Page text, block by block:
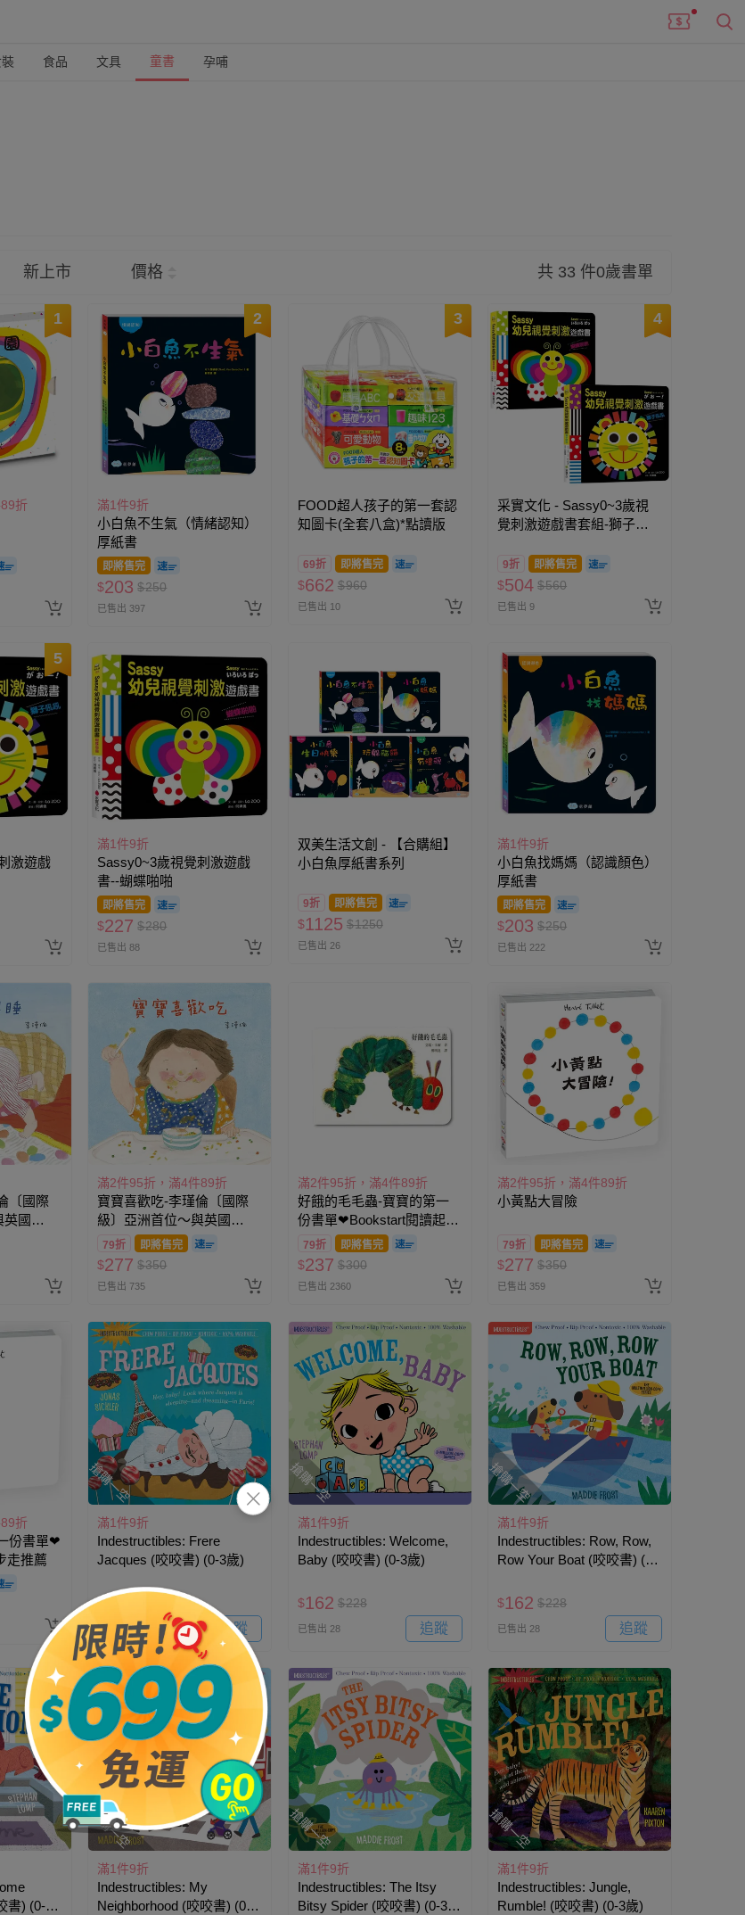
食品 文具 童書 孕哺
也不難！精選各類操作書、觸摸書、立體書、洗澡書等，有助於刺激寶貝五感發展，也能增進親子互
新上市 價格 共 33 件0歲書單
1
折
2
滿1件9折
小白魚不生氣（情緒認知）
厚紙書
即將售完
$203 $250
已售出 397
3
FOOD超人孩子的第一套認
知圖卡(全套八盒)*點讀版
69折 即將售完
$662 $960
已售出 10
4
采實文化 - Sassy0~3歲視
覺刺激遊戲書套組-獅子吼
9折 即將售完
$504 $560
已售出 9
5
激遊戲
滿1件9折
Sassy0~3歲視覺刺激遊戲
書--蝴蝶啪啪
即將售完
$227 $280
已售出 88
双美生活文創 - 【合購組】
小白魚厚紙書系列
9折 即將售完
$1125 $1250
已售出 26
滿1件9折
小白魚找媽媽（認識顏色）
厚紙書
即將售完
$203 $250
已售出 222
〔國際
英國
滿2件95折，滿4件89折
寶寶喜歡吃-李瑾倫〔國際
級〕亞洲首位～與英國
Walker出版社合作
79折 即將售完
$277 $350
已售出 735
滿2件95折，滿4件89折
好餓的毛毛蟲-寶寶的第一
份書單❤Bookstart閱讀起步
走推薦
79折 即將售完
$237 $300
已售出 2360
滿2件95折，滿4件89折
小黃點大冒險
79折 即將售完
$277 $350
已售出 359
折
份書單❤
走推薦
搶購一空
滿1件9折
Indestructibles: Frere
Jacques (咬咬書) (0-3歲)
$161
已售出 13 追蹤
搶購一空
滿1件9折
Indestructibles: Welcome,
Baby (咬咬書) (0-3歲)
$162 $228
已售出 28 追蹤
搶購一空
滿1件9折
Indestructibles: Row, Row,
Row Your Boat (咬咬書) (0-
$162 $228
已售出 28 追蹤
書) (0-3
搶購一空
滿1件9折
Indestructibles: My
Neighborhood (咬咬書) (0-3
搶購一空
滿1件9折
Indestructibles: The Itsy
Bitsy Spider (咬咬書) (0-3
搶購一空
滿1件9折
Indestructibles: Jungle,
Rumble! (咬咬書) (0-3歲)